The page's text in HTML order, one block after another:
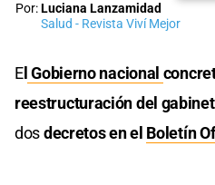
Por:Luciana Lanzamidad
Salud - Revista Viví Mejor
El Gobierno nacional
reestructuración del
dosdecretos en el Boletín